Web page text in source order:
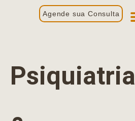
Agende sua Consulta
Psiquiatria